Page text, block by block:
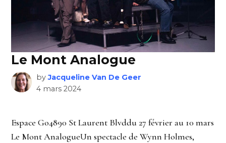
Le Mont Analogue
by Jacqueline Van De Geer
4 mars 2024
Espace Go4890 St Laurent Blvddu 27 février au 10 mars
Le Mont AnalogueUn spectacle de Wynn Holmes,